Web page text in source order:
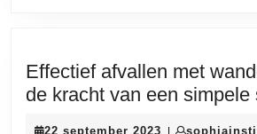
Effectief afvallen met
de kracht van een simpele
22 september 2023 22|